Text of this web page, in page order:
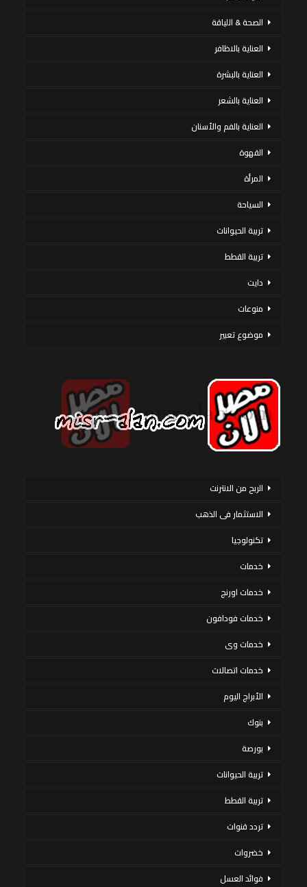
الصحة & اللياقة
العناية بالاظافر
العناية بالبشرة
العناية بالشعر
العناية بالفم والأسنان
القهوة
المرأة
السياحة
تربية الحيوانات
تربية القطط
دايت
منوعات
موضوع تعبير
الربح من الانترنت
الاستثمار فى الذهب
تكنولوجيا
خدمات
خدمات اورنج
خدمات فودافون
خدمات وى
خدمات اتصالات
الأبراج اليوم
بنوك
بورصة
تربية الحيوانات
تربية القطط
تردد قنوات
خضروات
فوائد العسل